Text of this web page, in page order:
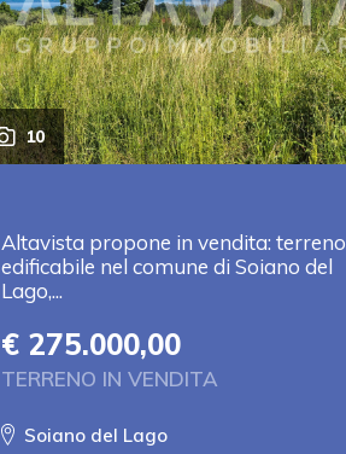
10
Altavista propone in vendita: terreno
edificabile nel comune di Soiano del
Lago,...
€ 275.000,00
TERRENO IN VENDITA
Soiano del Lago